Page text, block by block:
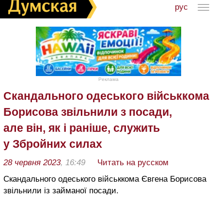
рус
Реклама
Скандального одеського військкома
Борисова звільнили з посади,
але він, як і раніше, служить
у Збройних силах
28 червня 2023, 16:49
Читать на русском
Скандального одеського військкома Євгена Борисова
звільнили із займаної посади.